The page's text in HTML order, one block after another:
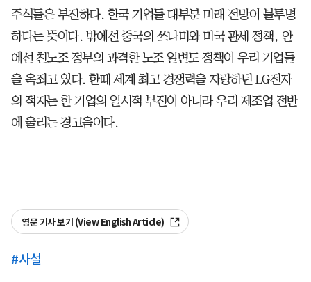
주식들은 부진하다. 한국 기업들 대부분 미래 전망이 불투명
하다는 뜻이다. 밖에선 중국의 쓰나미와 미국 관세 정책, 안
에선 친노조 정부의 과격한 노조 일변도 정책이 우리 기업들
을 옥죄고 있다. 한때 세계 최고 경쟁력을 자랑하던 LG전자
의 적자는 한 기업의 일시적 부진이 아니라 우리 제조업 전반
에 울리는 경고음이다.
영문 기사 보기 (View English Article)
#사설